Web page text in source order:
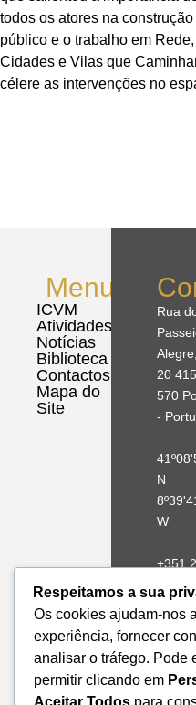
todos os atores na
público e o trabalho em
Cidades e Vilas que
célere as intervenções no
Menu
ICVM
Atividades
Notícias
Biblioteca
Contactos
Mapa do
Site
Rua
20
570
-
N
W
+351
328 115
a
Respeitamos a sua
Os cookies ajudam-nos
experiência, fornecer
analisar o tráfego. Pode
permitir clicando em